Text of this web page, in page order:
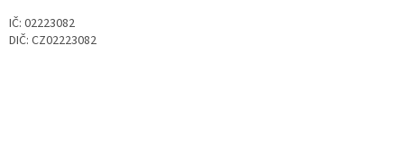
IČ: 02223082
DIČ: CZ02223082